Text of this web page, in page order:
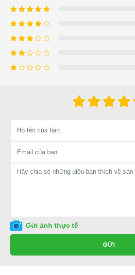
Để được tư vấn thêm về cách sử dụng xe
cho xe hoặc có vấn đề gì cần được hỗ
LIÊN HỆ CÔNG TY:
Đại Cường
E-mail: phuhuynhkd@gmail.com
Gửi ảnh thực tế
GỬI